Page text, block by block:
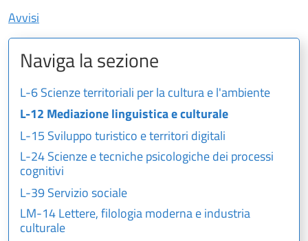
Avvisi
Naviga la sezione
L-6 Scienze territoriali per la cultura e l'ambiente
L-12 Mediazione linguistica e culturale
L-15 Sviluppo turistico e territori digitali
L-24 Scienze e tecniche psicologiche dei processi
cognitivi
L-39 Servizio sociale
LM-14 Lettere, filologia moderna e industria
culturale